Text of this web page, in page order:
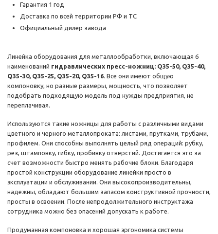
Гарантия 1 год
Доставка по всей территории РФ и ТС
Официальный дилер завода
Линейка оборудования для металлообработки, включающая 6
наименований гидравлических пресс-ножниц: Q35-50, Q35-40,
Q35-30, Q35-25, Q35-20, Q35-16. Все они имеют общую
компоновку, но разные размеры, мощность, что позволяет
подобрать подходящую модель под нужды предприятия, не
переплачивая.
Используются такие ножницы для работы с различными видами
цветного и черного металлопроката: листами, прутками, трубами,
профилем. Они способны выполнять целый ряд операций: рубку,
рез, штамповку, гибку, пробивку отверстий. Достигается это за
счет возможности быстро менять рабочие блоки. Благодаря
простой конструкции оборудование линейки просто в
эксплуатации и обслуживании. Они высокопроизводительны,
надежны, обладают большим запасом конструктивной прочности,
просты в освоении. После непродолжительного инструктажа
сотрудника можно без опасений допускать к работе.
Продуманная компоновка и хорошая эргономика системы